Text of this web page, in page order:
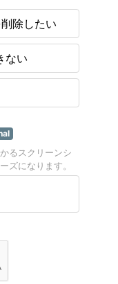
除したい
ない
るスクリーンシ
ズになります。